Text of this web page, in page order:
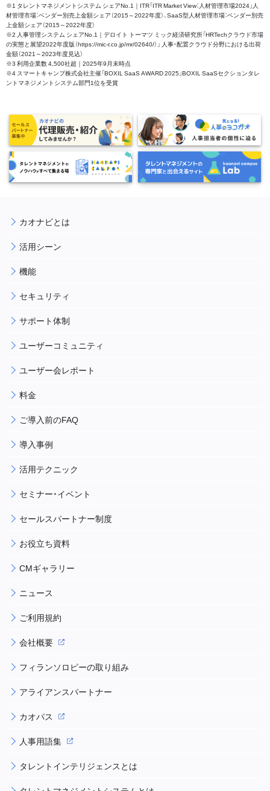
※1 タレントマネジメントシステム シェアNo.1｜ITR「ITR Market View：人材管理市場2024」人
材管理市場：ベンダー別売上金額シェア（2015～2022年度）、SaaS型人材管理市場：ベンダー別売
上金額シェア（2015～2022年度）
※2 人事管理システム シェアNo.1｜デロイト トーマツ ミック経済研究所「HRTechクラウド市場
の実態と展望2022年度版（https://mic-r.co.jp/mr/02640/）」 人事・配置クラウド分野における出荷
金額（2021～2023年度見込）
※3 利用企業数 4,500社超｜2025年9月末時点
※4 スマートキャンプ株式会社主催「BOXIL SaaS AWARD 2025」BOXIL SaaSセクションタレ
ントマネジメントシステム部門1位を受賞
カオナビとは
活用シーン
機能
セキュリティ
サポート体制
ユーザーコミュニティ
ユーザー会レポート
料金
ご導入前のFAQ
導入事例
活用テクニック
セミナー・イベント
セールスパートナー制度
お役立ち資料
CMギャラリー
ニュース
ご利用規約
会社概要
フィランソロピーの取り組み
アライアンスパートナー
カオパス
人事用語集
タレントインテリジェンスとは